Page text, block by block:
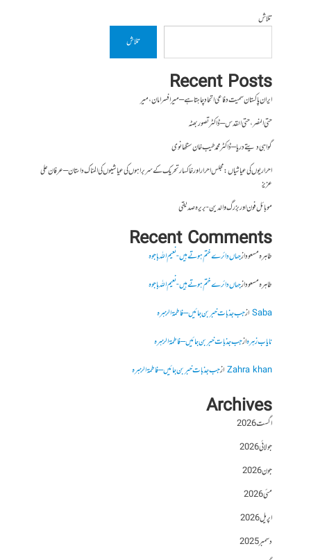
تلاش
تلاش
Recent Posts
ایران پاکستان سمیت دفاعی اتحاد چاہتا ہے – میر افسر امان،میر
حتی النصر ، حتی القدس – ڈاکٹر تصور بھٹہ
گواہی دیتے دریا – ڈاکٹر محمد طیب خان سنگھانوی
احراریوں کی عیاشیاں : مجلس احرار اور خاکسار تحریک کے سربراہوں کی عیاشیوں کی المناک داستان – عرفان علی
عزیز
موبائل فون اور بزرگ والدین- بریرہ صدیقی
Recent Comments
طاہرہ مسعودازجہاں دائرے ختم ہوتے ہیں- نعیم اللہ باجوہ
طاہرہ مسعودازجہاں دائرے ختم ہوتے ہیں- نعیم اللہ باجوہ
Sabaازجب جذبات خبر بن جائیں – فاطمۃالزہرہ
نایاب زہرہازجب جذبات خبر بن جائیں – فاطمۃالزہرہ
Zahra khanازجب جذبات خبر بن جائیں – فاطمۃالزہرہ
Archives
اگست 2026
جولائی 2026
جون 2026
مئی 2026
اپریل 2026
دسمبر 2025